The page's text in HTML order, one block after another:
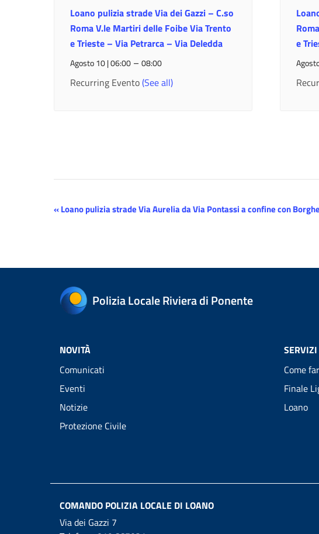
Loano pulizia strade Via dei Gazzi – C.so
Roma V.le Martiri delle Foibe Via Trento
e Trieste – Via Petrarca – Via Deledda
Agosto 10 | 06:00 –08:00
Recurring Evento(See all)
e
Evento
«Loano pulizia strade Via Aurelia da Via Pontassi a confine con
Polizia Locale Riviera di Ponente
NOVITÀ
Comunicati
Eventi
Notizie
Protezione Civile
SERVIZI
Come
Finale
Loano
COMANDO POLIZIA LOCALE DI LOANO
Via dei Gazzi 7